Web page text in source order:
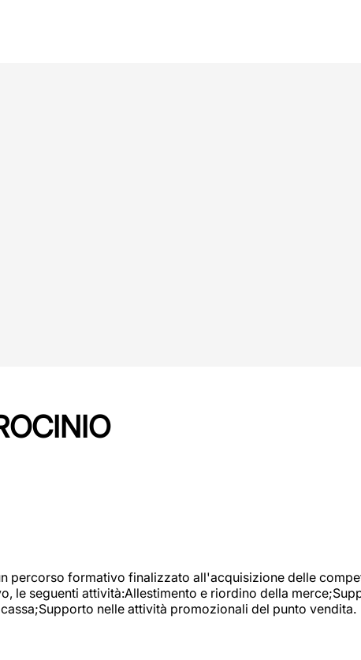
percorso formativo finalizzato all'acquisizione delle
le seguenti attività:Allestimento e riordino della
nelle attività promozionali del punto vendita.